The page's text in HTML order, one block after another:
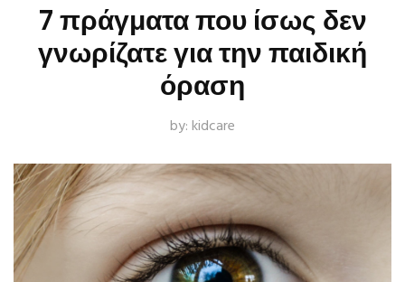
7 πράγματα που ίσως δεν
γνωρίζατε για την παιδική
όραση
by:kidcare